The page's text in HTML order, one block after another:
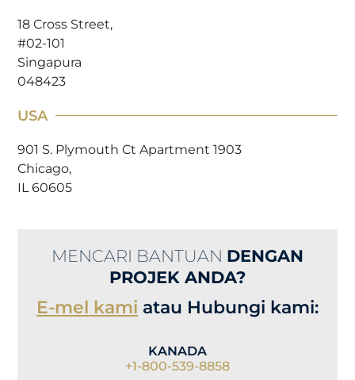
18 Cross Street,
#02-101
Singapura
048423
USA
901 S. Plymouth Ct Apartment 1903
Chicago,
IL 60605
MENCARI BANTUAN DENGAN
PROJEK ANDA?
E-mel kami atau Hubungi kami:
KANADA
+1-800-539-8858